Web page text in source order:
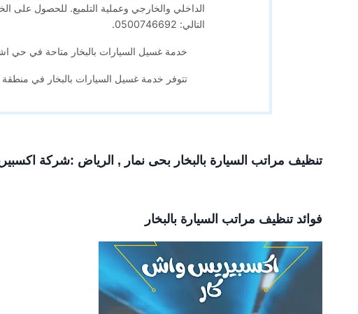
الداخلي والخارجي وعملية التلميع. للحصول على
التالي: 0500746692.
خدمة غسيل السيارات بالبخار متاحة في حي
تتوفر خدمة غسيل السيارات بالبخار في منطقة
تنظيف مراتب السيارة بالبخار بحى نمار , الرياض :شركة
فوائد تنظيف مراتب السيارة بالبخار